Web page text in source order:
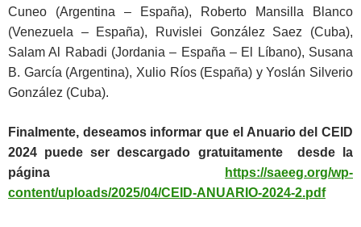
Cuneo (Argentina – España), Roberto Mansilla Blanco
(Venezuela – España), Ruvislei González Saez (Cuba),
Salam Al Rabadi (Jordania – España – El Líbano), Susana
B. García (Argentina), Xulio Ríos (España) y Yoslán Silverio
González (Cuba).
Finalmente, deseamos informar que el Anuario del CEID
2024 puede ser descargado gratuitamente desde la
página
https://saeeg.org/wp-
content/uploads/2025/04/CEID-ANUARIO-2024-2.pdf